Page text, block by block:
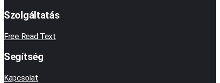
Szolgáltatás
Free Read Text
Segítség
Kapcsolat